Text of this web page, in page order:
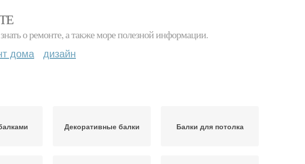
о ремонте, а также море полезной информации.
дома дизайн
Декоративные балки Балки для потолка